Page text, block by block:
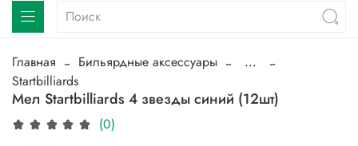
Главная Бильярдные аксессуары
...
Startbilliards
Мел Startbilliards 4 звезды синий (12шт)
(0)